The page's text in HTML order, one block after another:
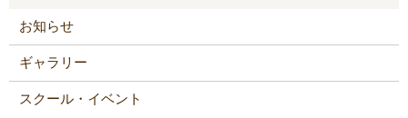
お知らせ
ギャラリー
スクール・イベント